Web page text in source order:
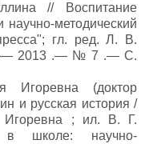
// Воспитание
научно-методический
гл. ред. Л. В.
2013 .— № 7 .— С.
Игоревна (доктор
и русская история /
Игоревна ; ил. В. Г.
в школе: научно-